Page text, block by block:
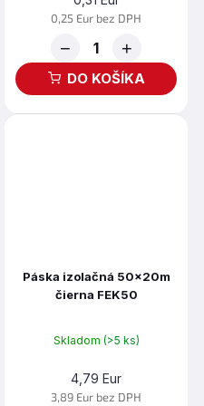
0,25 Eur bez DPH
− +
DO KOŠÍKA
Páska izolačná 50x20m
čierna FEK50
Skladom (>5 ks)
4,79 Eur
3,89 Eur bez DPH